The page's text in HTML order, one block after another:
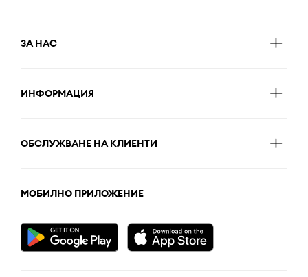
ЗА НАС
ИНФОРМАЦИЯ
ОБСЛУЖВАНЕ НА КЛИЕНТИ
МОБИЛНО ПРИЛОЖЕНИЕ